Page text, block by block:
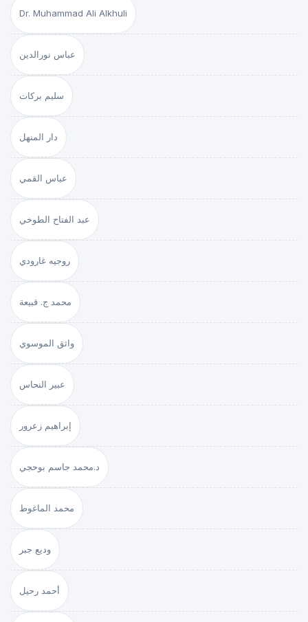
Dr. Muhammad Ali Alkhuli
عباس نورالدين
سليم بركات
دار المنهل
عباس القمي
عبد الفتاح الطوخي
روجيه غارودي
محمد ج. قبيعة
واثق الموسوي
عبير النحاس
إبراهيم زعرور
د.محمد جاسم بوحجي
محمد الماغوط
وديع جبر
أحمد رحيل